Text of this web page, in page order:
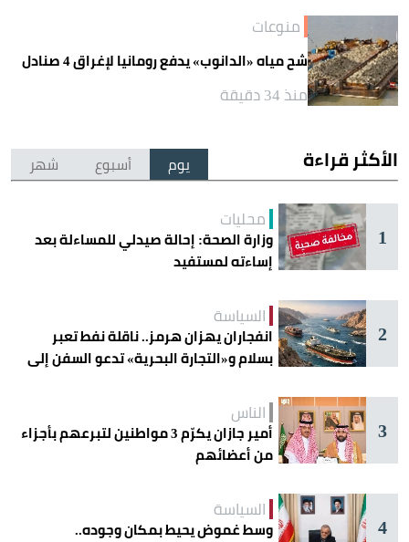
منوعات
شح مياه «الدانوب» يدفع رومانيا لإغراق 4 صنادل
منذ 34 دقيقة
الأكثر قراءة يوم أسبوع شهر
1
محليات
وزارة الصحة: إحالة صيدلي للمساءلة بعد
إساءته لمستفيد
2
السياسة
انفجاران يهزان هرمز.. ناقلة نفط تعبر
بسلام و«التجارة البحرية» تدعو السفن إلى
3
الناس
أمير جازان يكرّم 3 مواطنين لتبرعهم بأجزاء
من أعضائهم
4
السياسة
وسط غموض يحيط بمكان وجوده..